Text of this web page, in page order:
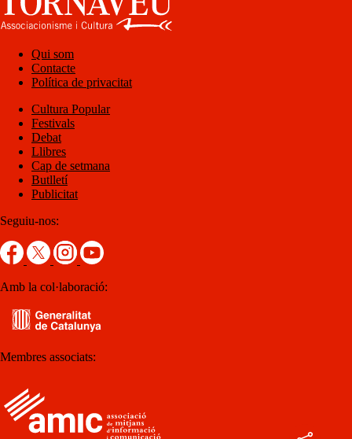
Qui som
Contacte
Política de privacitat
Cultura Popular
Festivals
Debat
Llibres
Cap de setmana
Butlletí
Publicitat
Seguiu-nos:
Amb la col·laboració:
Membres associats: